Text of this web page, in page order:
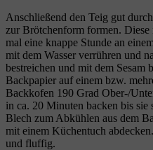
Anschließend den Teig gut
zur Brötchenform formen.
mal eine knappe Stunde an
mit dem Wasser verrühren und
bestreichen und mit dem Sesam
Backpapier auf einem bzw.
Backkofen 190 Grad Ober-/
in ca. 20 Minuten backen bis sie
Blech zum Abkühlen aus dem
mit einem Küchentuch
und fluffig.